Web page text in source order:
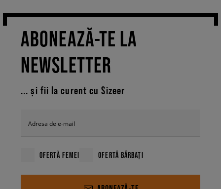
ABONEAZĂ-TE LA
NEWSLETTER
... și fii la curent cu Sizeer
Adresa de e-mail
OFERTĂ FEMEI OFERTĂ BĂRBAȚI